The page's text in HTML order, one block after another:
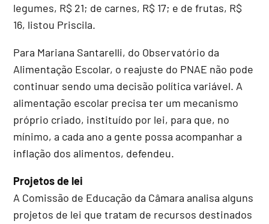
legumes, R$ 21; de carnes, R$ 17; e de frutas, R$
16, listou Priscila.
Para Mariana Santarelli, do Observatório da
Alimentação Escolar, o reajuste do PNAE não pode
continuar sendo uma decisão política variável. A
alimentação escolar precisa ter um mecanismo
próprio criado, instituído por lei, para que, no
mínimo, a cada ano a gente possa acompanhar a
inflação dos alimentos, defendeu.
Projetos de lei
A Comissão de Educação da Câmara analisa alguns
projetos de lei que tratam de recursos destinados